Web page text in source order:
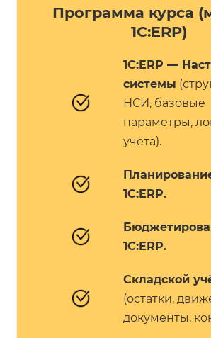
Программа курса
1С:ERP)
1С:ERP —
системы
НСИ, базовые
параметры,
учёта).
1С:ERP.
1С:ERP.
Складской
(остатки,
документы,